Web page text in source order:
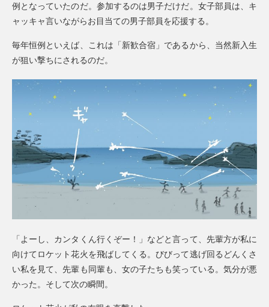
例となっていたのだ。参加するのは男子だけだ。女子部員は、キ
ャッキャ言いながらお目当ての男子部員を応援する。
毎年恒例といえば、これは「新歓合宿」であるから、当然新入生
が狙い撃ちにされるのだ。
「よーし、カンタくん行くぞー！」などと言って、先輩方が私に
向けてロケット花火を飛ばしてくる。びびって逃げ回るどんくさ
い私を見て、先輩も同輩も、女の子たちも笑っている。気分が悪
かった。そして次の瞬間。